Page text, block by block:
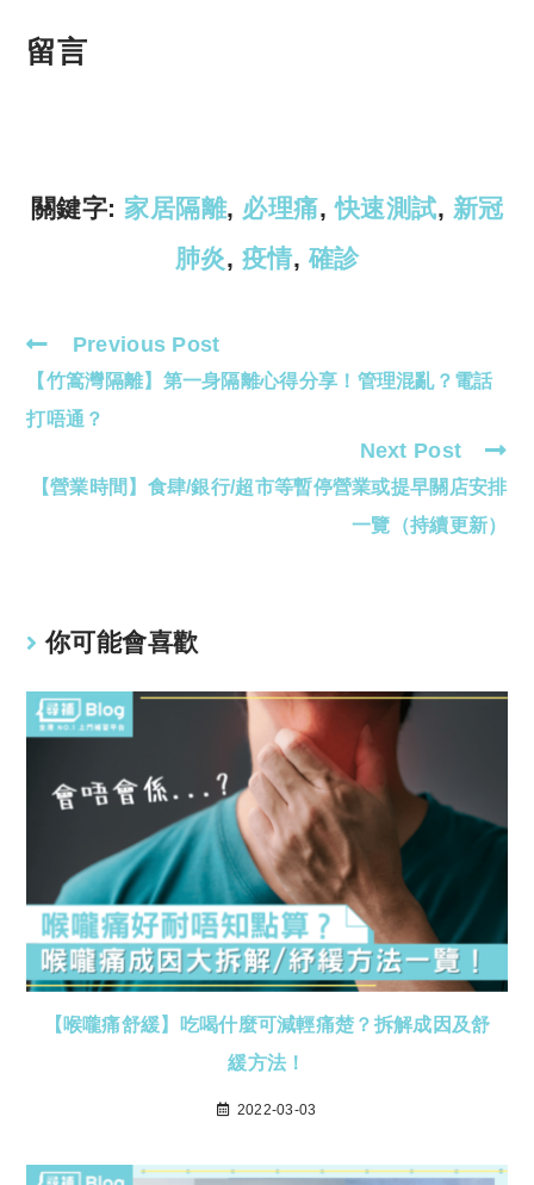
k
p
留言
關鍵字: 家居隔離, 必理痛, 快速測試, 新冠
肺炎, 疫情, 確診
Read
more
articles
Previous Post
【竹篙灣隔離】第一身隔離心得分享！管理混亂？電話
打唔通？
Next Post
【營業時間】食肆/銀行/超市等暫停營業或提早關店安排
一覽（持續更新）
你可能會喜歡
【喉嚨痛舒緩】吃喝什麼可減輕痛楚？拆解成因及舒
緩方法！
2022-03-03